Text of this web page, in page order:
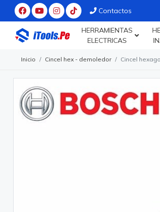
Contactos
HERRAMIENTAS
ELECTRICAS
Inicio Cincel hex - demoledor Cincel